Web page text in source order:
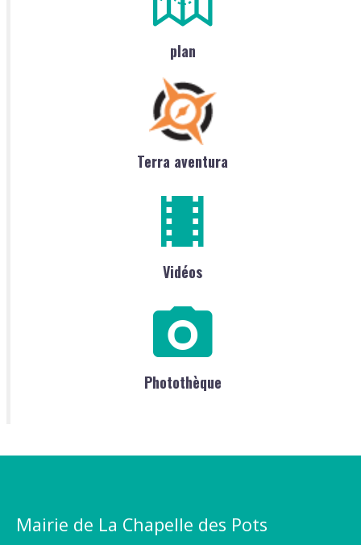
plan
Terra aventura
Vidéos
Photothèque
Mairie de La Chapelle des Pots